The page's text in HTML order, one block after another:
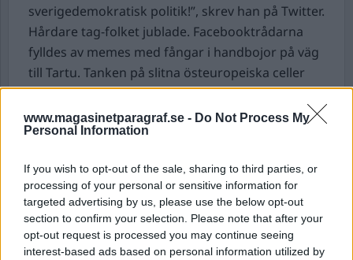
www.magasinetparagraf.se - Do Not Process My
Personal Information
If you wish to opt-out of the sale, sharing to third parties, or
processing of your personal or sensitive information for
targeted advertising by us, please use the below opt-out
section to confirm your selection. Please note that after your
opt-out request is processed you may continue seeing
interest-based ads based on personal information utilized by
sverigedemokratisk politik!”, skrev han på Twitter.
Hårdare tag-folket jublade. Facebooktrådarna
fylldes av memes med fångar i handbojor på väg
till Tartu. Tanken på slitna östeuropeiska celler
med kackerlackor, skärpta regler och kalla
duschar fick vissa att nästan tugga fradga av
förtjusning. Nu skulle ”buset” äntligen få vad de
Men sedan dess har det blivit märkligt tyst. Och
det finns en anledning till det.
Fängelset i Tartu är inte direkt en sovjetisk